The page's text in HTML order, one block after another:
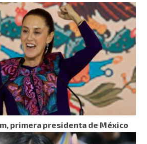
primera presidenta de México